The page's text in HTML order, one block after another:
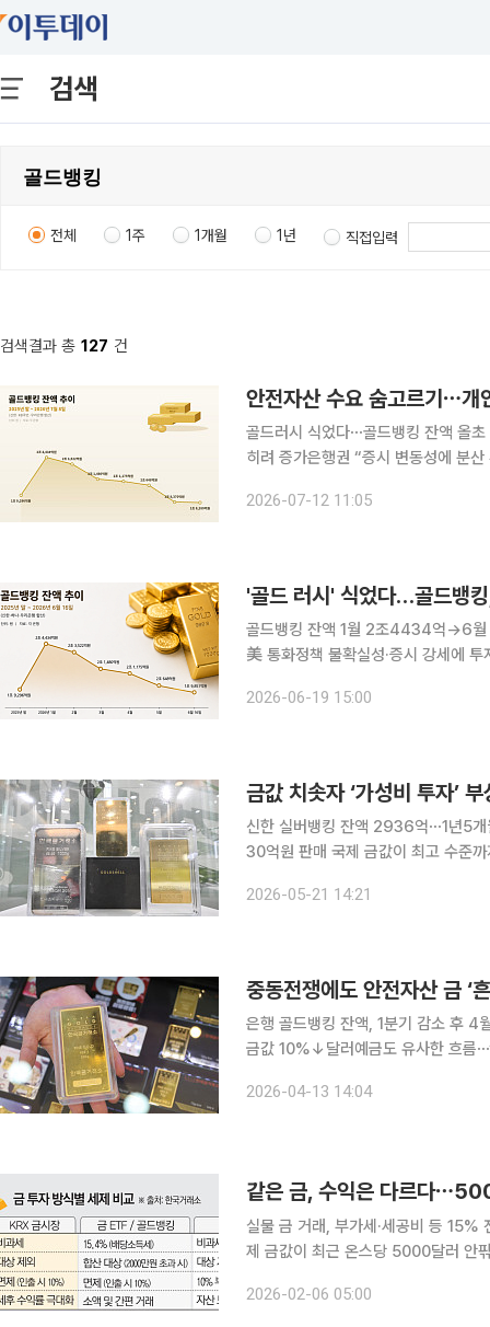
검색
전체 1주 1개월 1년 직접입력
검색결과 총 127 건
안전자산 수요 숨고르기⋯개
골드러시 식었다⋯골드뱅킹 잔액 올
히려 증가은행권 “증시 변동성에 분산 투자 가능성도 점쳐
은 후 지속 줄어 1조원대로 내려왔고,
2026-07-12 11:05
'골드 러시' 식었다…골드뱅
골드뱅킹 잔액 1월 2조4434억→6월
美 통화정책 불확실성·증시 강세에 투자심리 위축 연초 안전자산 선호로
매도 연초 대비 크게 줄어들면서 ‘골
2026-06-19 15:00
금값 치솟자 ‘가성비 투자’
신한 실버뱅킹 잔액 2936억⋯1년5
30억원 판매 국제 금값이 최고 수준까지 치솟으면서 상대적으로 가격 부담이 낮은 은(銀) 투자 수
2026-05-21 14:21
중동전쟁에도 안전자산 금 ‘
은행 골드뱅킹 잔액, 1분기 감소 후 4
금값 10%↓달러예금도 유사한 흐름⋯“불확실성 완
가 가격을 밀어 올릴 것이라는 통념과
2026-04-13 14:04
같은 금, 수익은 다르다
실물 금 거래, 부가세·세공비 등 15%
제 금값이 최근 온스당 5000달러 안
용을 충분히 고려하지 않으면 실질 수
2026-02-06 05:00